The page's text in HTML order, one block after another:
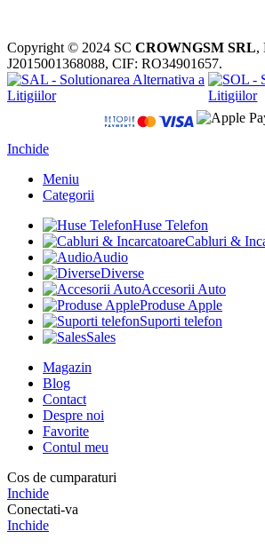
Copyright © 2024 SC CROWNGSM SRL,
J2015001368088, CIF: RO34901657.
Inchide
Meniu
Categorii
Huse Telefon
Cabluri &
Audio
Diverse
Accesorii Auto
Produse Apple
Suporti telefon
Sales
Magazin
Blog
Contact
Despre noi
Favorite
Contul meu
Cos de cumparaturi
Inchide
Conectati-va
Inchide